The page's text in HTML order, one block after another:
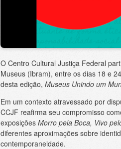
O Centro Cultural Justiça Federal
Museus (Ibram), entre os dias 18 e
desta edição, Museus Unindo um
Em um contexto atravessado por
CCJF reafirma seu compromisso
exposições Morro pela Boca, Vivo
diferentes aproximações sobre
contemporaneidade.